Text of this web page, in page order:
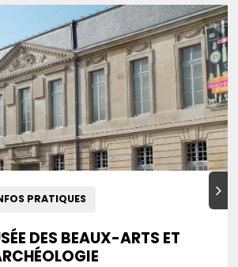
PRATIQUES
DES BEAUX-ARTS ET